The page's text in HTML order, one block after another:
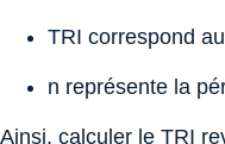
TRI correspond
n représente la
Ainsi, calculer le TRI